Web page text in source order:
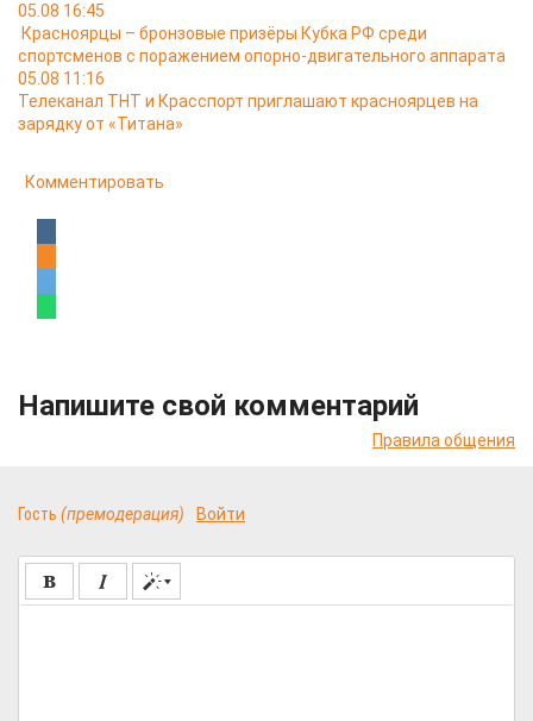
05.08 16:45
Красноярцы – бронзовые призёры Кубка РФ среди
спортсменов с поражением опорно-двигательного аппарата
05.08 11:16
Телеканал ТНТ и Красспорт приглашают красноярцев на
зарядку от «Титана»
Комментировать
Напишите свой комментарий
Правила общения
Гость (премодерация) Войти